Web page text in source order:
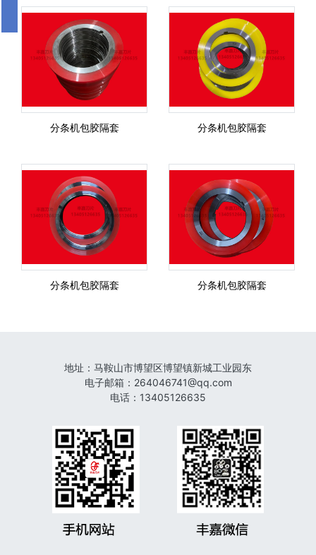
分条机包胶隔套 分条机包胶隔套
分条机包胶隔套 分条机包胶隔套
地址： 马鞍山市博望区博望镇新城工业园东
电子邮箱： 264046741@qq.com
电话 ： 13405126635